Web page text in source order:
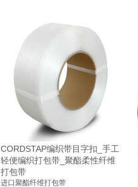
CORDSTAP编织带目字扣_手工
轻便编织打包带_聚酯柔性纤维
打包带
进口聚酯纤维打包带